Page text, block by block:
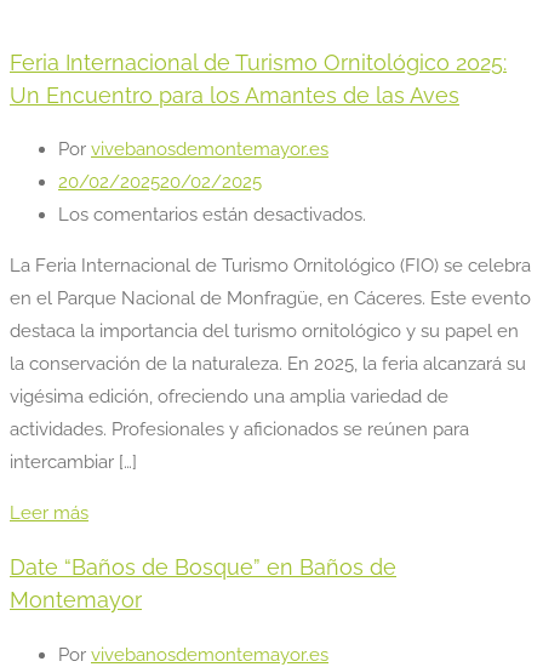
Feria Internacional de Turismo Ornitológico 2025:
Un Encuentro para los Amantes de las Aves
Por vivebanosdemontemayor.es
20/02/202520/02/2025
Los comentarios están desactivados.
La Feria Internacional de Turismo Ornitológico (FIO) se celebra
en el Parque Nacional de Monfragüe, en Cáceres. Este evento
destaca la importancia del turismo ornitológico y su papel en
la conservación de la naturaleza. En 2025, la feria alcanzará su
vigésima edición, ofreciendo una amplia variedad de
actividades. Profesionales y aficionados se reúnen para
intercambiar […]
Leer más
Date “Baños de Bosque” en Baños de
Montemayor
Por vivebanosdemontemayor.es